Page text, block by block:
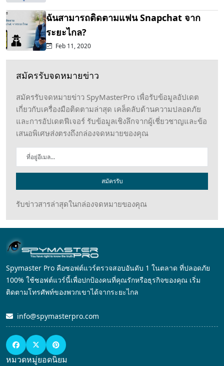
ฉันสามารถติดตามแฟน Snapchat จาก
ระยะไกล?
Feb 11, 2020
สมัครรับจดหมายข่าว
สมัครรับจดหมายข่าว SpyMasterPro เพื่อรับข้อมูลอัปเดต
เกี่ยวกับเครื่องมือติดตามล่าสุด เคล็ดลับด้านความปลอดภัย
และการอัปเดตฟีเจอร์ รับข้อมูลเชิงลึกจากผู้เชี่ยวชาญและข้อ
เสนอพิเศษส่งตรงถึงกล่องจดหมายของคุณ
สมัครรับ
รับข่าวสารล่าสุดในกล่องจดหมายของคุณ
Spymaster Pro คือซอฟต์แวร์ตรวจสอบอันดับ 1 ในตลาด ที่ปลอดภัย
100% ใช้ซอฟต์แวร์นี้เพื่อปกป้องคนที่คุณรักหรือธุรกิจของคุณ เริ่ม
ติดตามโทรศัพท์ของพวกเขาได้จากระยะไกล
info@spymasterpro.com
หมวดหมู่ยอดนิยม